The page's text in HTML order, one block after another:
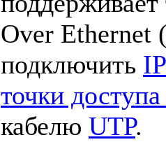
Over Ethernet
подключить
точки
кабелю UTP.